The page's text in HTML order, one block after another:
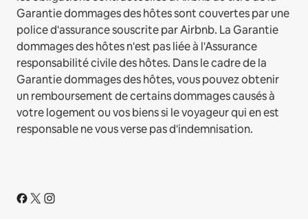
Garantie dommages des hôtes sont couvertes par une
police d'assurance souscrite par Airbnb. La Garantie
dommages des hôtes n'est pas liée à l'Assurance
responsabilité civile des hôtes. Dans le cadre de la
Garantie dommages des hôtes, vous pouvez obtenir
un remboursement de certains dommages causés à
votre logement ou vos biens si le voyageur qui en est
responsable ne vous verse pas d'indemnisation.